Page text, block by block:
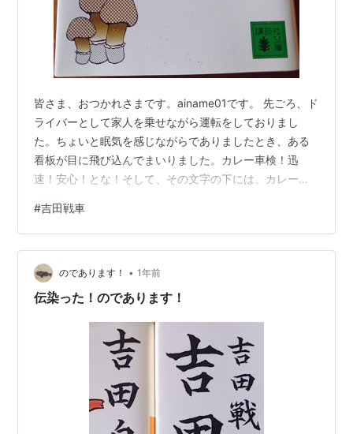
皆さま、おつかれさまです。ainame01です。 先ごろ、ド
ライバーとして家人を乗せながら運転をしておりまし
た。ちょいと眠気を感じながらでありましたとき、ある
看板が目に飛び込んでまいりました。カレー車検！迅
速！安心！とな！そして、その文字の下には、カレーが
というネーミングセンス！スバらしい！のであります！
いろいろ妄想いたしますよね！まずは、カレー屋さん？
車検工場！インド人の方がシェフ？整備士？カレーは食
べる？車に掛ける？あれこれ妄想して、ニヤニヤ！して
しまいました！これだけ考えさせたという時点で、すで
#吉田戦車
のであります！ • 1年前
伝染った！のであります！